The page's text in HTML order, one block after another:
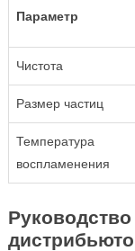
Параметр
Чистота
Размер частиц
Температура
воспламенения